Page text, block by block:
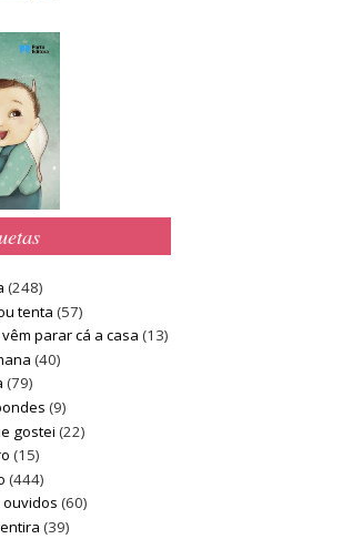
(248)
tenta (57)
parar cá a casa (13)
(40)
(79)
(9)
gostei (22)
(15)
(444)
ouvidos (60)
(39)